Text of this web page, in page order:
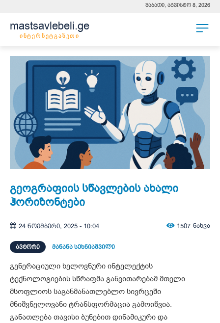
შაბათი, აგვისტო 8, 2026
mastsavlebeli.ge
ინტერნეტგაზეთი
გეოგრაფიის სწავლების ახალი
ჰორიზონტები
24 ნოემბერი, 2025 - 10:04 1507 ნახვა
ᲐᲕᲢᲝᲠᲘ მანანა სეხნიაშვილი
გენერაციული ხელოვნური ინტელექტის
ტექნოლოგიების სწრაფმა განვითარებამ მთელი
მსოფლიოს საგანმანათლებლო სივრცეში
მნიშვნელოვანი ტრანსფორმაცია გამოიწვია.
განათლება თავისი ბუნებით დინამიკური და